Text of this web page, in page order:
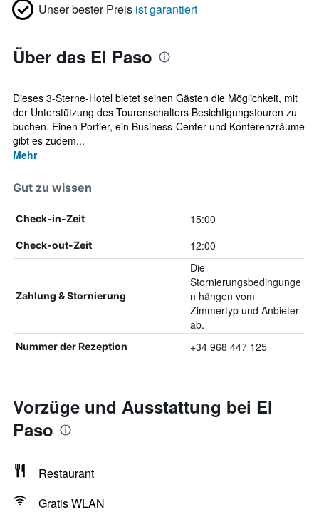
Unser bester Preis ist garantiert
Über das El Paso
Dieses 3-Sterne-Hotel bietet seinen Gästen die Möglichkeit, mit
der Unterstützung des Tourenschalters Besichtigungstouren zu
buchen. Einen Portier, ein Business-Center und Konferenzräume
gibt es zudem...
Mehr
Gut zu wissen
Check-in-Zeit 15:00
Check-out-Zeit 12:00
Zahlung & Stornierung
Die
Stornierungsbedingunge
n hängen vom
Zimmertyp und Anbieter
ab.
Nummer der Rezeption +34 968 447 125
Vorzüge und Ausstattung bei El
Paso
Restaurant
Gratis WLAN